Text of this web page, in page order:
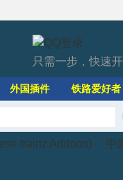
只需一步，快速
外国插件 铁路爱好者
trainz Addons) 中